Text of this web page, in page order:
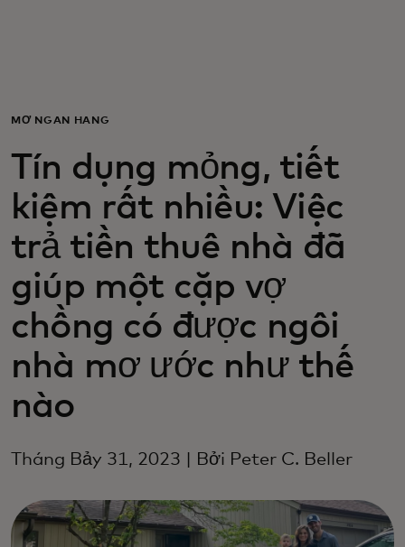
Dành cho thế giới
Dành cho nhà đổi mới
Tin tức và xu hướng
MỞ NGÂN HÀNG
Tín dụng mỏng, tiết
kiệm rất nhiều: Việc
trả tiền thuê nhà đã
giúp một cặp vợ
chồng có được ngôi
nhà mơ ước như thế
nào
Tháng Bảy 31, 2023 | Bởi Peter C. Beller